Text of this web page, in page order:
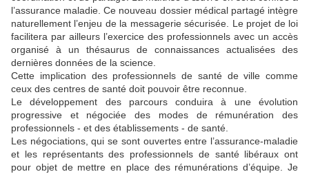
l’assurance maladie. Ce nouveau dossier médical partagé intègre
naturellement l’enjeu de la messagerie sécurisée. Le projet de loi
facilitera par ailleurs l’exercice des professionnels avec un accès
organisé à un thésaurus de connaissances actualisées des
dernières données de la science.
Cette implication des professionnels de santé de ville comme
ceux des centres de santé doit pouvoir être reconnue.
Le développement des parcours conduira à une évolution
progressive et négociée des modes de rémunération des
professionnels - et des établissements - de santé.
Les négociations, qui se sont ouvertes entre l’assurance-maladie
et les représentants des professionnels de santé libéraux ont
pour objet de mettre en place des rémunérations d’équipe. Je